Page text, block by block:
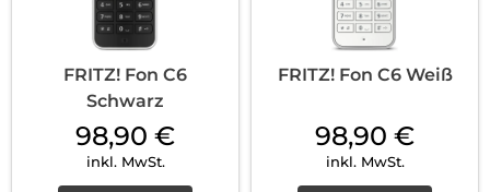
FRITZ! Fon C6
Schwarz
98,90 €
inkl. MwSt.
FRITZ! Fon C6 Weiß
98,90 €
inkl. MwSt.